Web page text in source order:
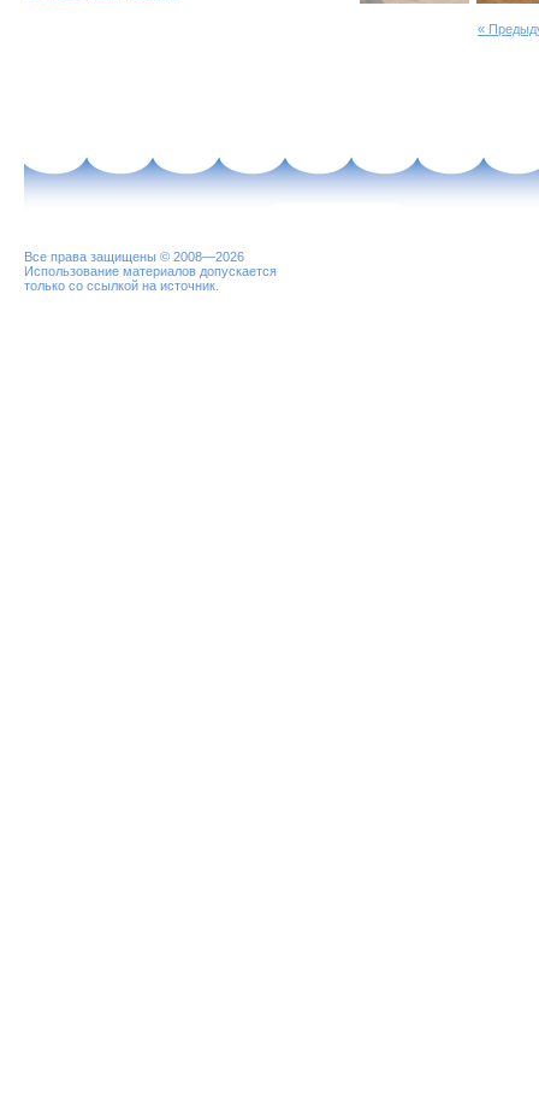
«
Все права защищены © 2008—2026
Использование материалов допускается
только со ссылкой на источник.